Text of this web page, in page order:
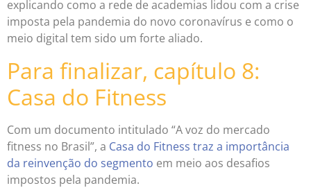
explicando como a rede de academias lidou com a crise
imposta pela pandemia do novo coronavírus e como o
meio digital tem sido um forte aliado.
Para finalizar, capítulo 8:
Casa do Fitness
Com um documento intitulado “A voz do mercado
fitness no Brasil”, a Casa do Fitness traz a importância
da reinvenção do segmento em meio aos desafios
impostos pela pandemia.